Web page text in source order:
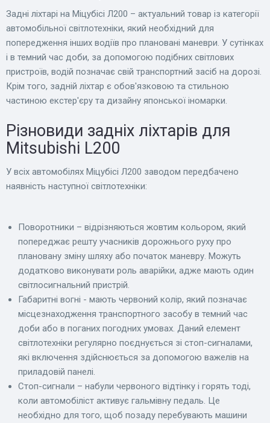
Задні ліхтарі на Міцубісі Л200 – актуальний товар із категорії
автомобільної світлотехніки, який необхідний для
попередження інших водіїв про плановані маневри. У сутінках
і в темний час доби, за допомогою подібних світлових
пристроїв, водій позначає свій транспортний засіб на дорозі.
Крім того, задній ліхтар є обов'язковою та стильною
частиною екстер'єру та дизайну японської іномарки.
Різновиди задніх ліхтарів для
Mitsubishi L200
У всіх автомобілях Міцубісі Л200 заводом передбачено
наявність наступної світлотехніки:
Поворотники – відрізняються жовтим кольором, який
попереджає решту учасників дорожнього руху про
плановану зміну шляху або початок маневру. Можуть
додатково виконувати роль аварійки, адже мають один
світлосигнальний пристрій.
Габаритні вогні - мають червоний колір, який позначає
місцезнаходження транспортного засобу в темний час
доби або в поганих погодних умовах. Даний елемент
світлотехніки регулярно поєднується зі стоп-сигналами,
які включення здійснюється за допомогою важелів на
приладовій панелі.
Стоп-сигнали – набули червоного відтінку і горять тоді,
коли автомобіліст активує гальмівну педаль. Це
необхідно для того, щоб позаду перебувають машини